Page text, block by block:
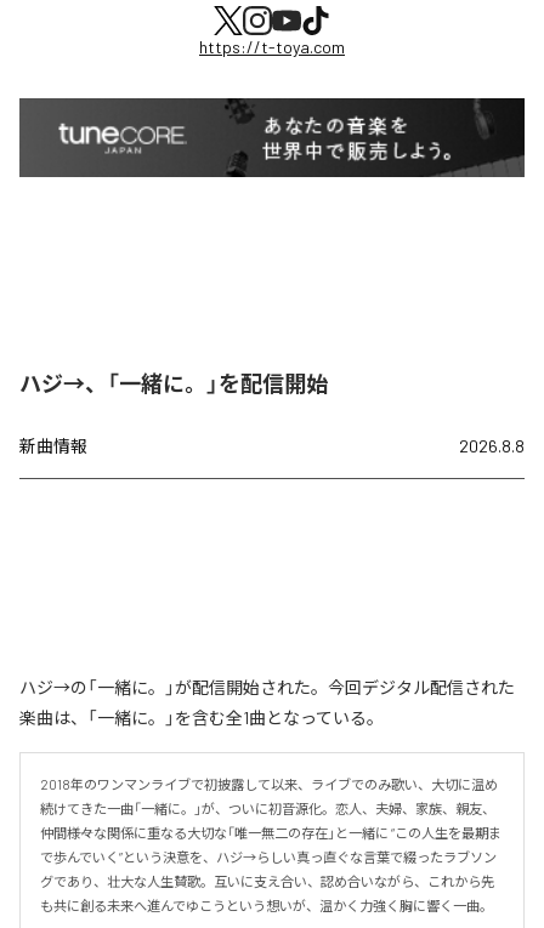
https://t-toya.com
ハジ→、「一緒に。」を配信開始
新曲情報 2026.8.8
ハジ→の「一緒に。」が配信開始された。今回デジタル配信された
楽曲は、「一緒に。」を含む全1曲となっている。
2018年のワンマンライブで初披露して以来、ライブでのみ歌い、大切に温め
続けてきた一曲「一緒に。」が、ついに初音源化。恋人、夫婦、家族、親友、
仲間――様々な関係に重なる大切な「唯一無二の存在」と一緒に “この人生を最期ま
で歩んでいく”という決意を、ハジ→らしい真っ直ぐな言葉で綴ったラブソン
グであり、壮大な人生賛歌。互いに支え合い、認め合いながら、これから先
も共に創る未来へ進んでゆこうという想いが、温かく力強く胸に響く一曲。